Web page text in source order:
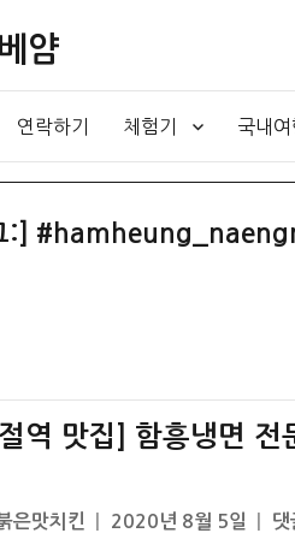
얌
연락하기 체험기 국내여
:]
절역 맛집] 함흥냉면
은맛치킨
작
2020년 8월 5일
[
댓